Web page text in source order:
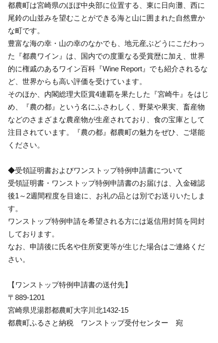
都農町は宮崎県のほぼ中央部に位置する、東に日向灘、西に
尾鈴の山並みを望むことができる海と山に囲まれた自然豊か
な町です。
豊富な海の幸・山の幸のなかでも、地元産ぶどうにこだわっ
た『都農ワイン』は、国内での度重なる受賞歴に加え、世界
的に権戚のあるワイン百科『Wine Report』でも紹介されるな
ど、世界からも高い評価を受けています。
そのほか、内閣総理大臣賞4連覇を果たした『宮崎牛』をはじ
め、『農の都』という名にふさわしく、野菜や果実、畜産物
などのさまざまな農産物が生産されており、食の宝庫として
注目されています。『農の都』都農町の魅力をぜひ、ご堪能
ください。
◆受領証明書およびワンストップ特例申請書について
受領証明書・ワンストップ特例申請書のお届けは、入金確認
後1～2週間程度を目途に、お礼の品とは別でお送りいたしま
す。
ワンストップ特例申請を希望される方には返信用封筒を同封
しております。
なお、申請後に氏名や住所変更等が生じた場合はご連絡くだ
さい。
【ワンストップ特例申請書の送付先】
〒889-1201
宮崎県児湯郡都農町大字川北1432-15
都農町ふるさと納税 ワンストップ受付センター 宛